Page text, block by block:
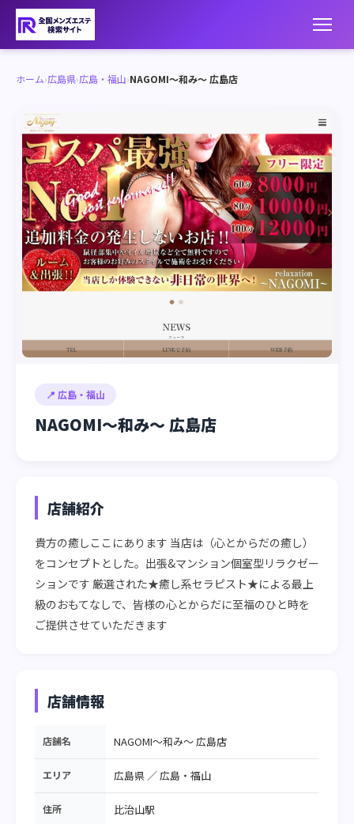
ホーム›広島県›広島・福山›NAGOMI～和み～ 広島店
📍 広島・福山
NAGOMI～和み～ 広島店
店舗紹介
貴方の癒しここにあります 当店は（心とからだの癒し）
をコンセプトとした。出張&マンション個室型リラクゼー
ションです 厳選された★癒し系セラピスト★による最上
級のおもてなしで、皆様の心とからだに至福のひと時を
ご提供させていただきます
店舗情報
店舗名 NAGOMI～和み～ 広島店
エリア 広島県 ／広島・福山
住所 比治山駅